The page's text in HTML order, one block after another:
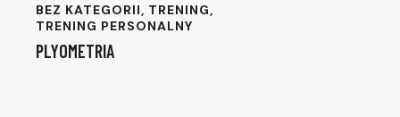
BEZ KATEGORII, TRENING,
TRENING PERSONALNY
PLYOMETRIA